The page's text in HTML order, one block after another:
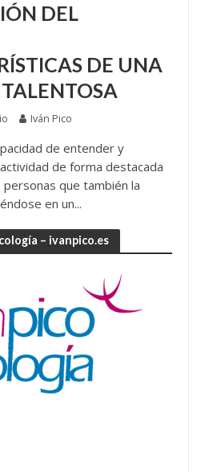
DEL
DE UNA
Iván Pico
de entender y
de forma destacada
que también la
en un...
– ivanpico.es